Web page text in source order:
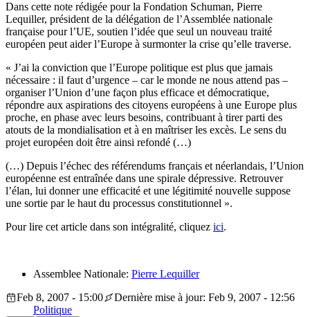
Dans cette note rédigée pour la Fondation Schuman, Pierre
Lequiller, président de la délégation de l’Assemblée nationale
française pour l’UE, soutien l’idée que seul un nouveau traité
européen peut aider l’Europe à surmonter la crise qu’elle traverse.
« J’ai la conviction que l’Europe politique est plus que jamais
nécessaire : il faut d’urgence – car le monde ne nous attend pas –
organiser l’Union d’une façon plus efficace et démocratique,
répondre aux aspirations des citoyens européens à une Europe plus
proche, en phase avec leurs besoins, contribuant à tirer parti des
atouts de la mondialisation et à en maîtriser les excès. Le sens du
projet européen doit être ainsi refondé (…)
(…) Depuis l’échec des référendums français et néerlandais, l’Union
européenne est entraînée dans une spirale dépressive. Retrouver
l’élan, lui donner une efficacité et une légitimité nouvelle suppose
une sortie par le haut du processus constitutionnel ».
Pour lire cet article dans son intégralité, cliquez ici.
Assemblee Nationale: Pierre Lequiller
Feb 8, 2007 - 15:00
Dernière mise à jour: Feb 9, 2007 - 12:56
Politique